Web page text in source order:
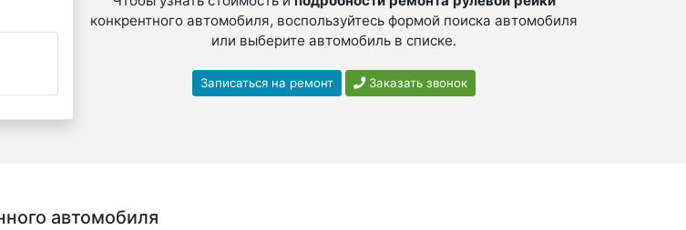
конкрентного автомобиля, воспользуйтесь формой поиска автомобиля
или выберите автомобиль в списке.
Записаться на ремонт Заказать звонок
автомобиля